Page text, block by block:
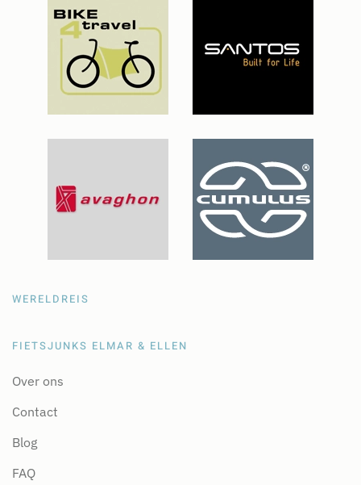
WERELDREIS
FIETSJUNKS ELMAR & ELLEN
Over ons
Contact
Blog
FAQ